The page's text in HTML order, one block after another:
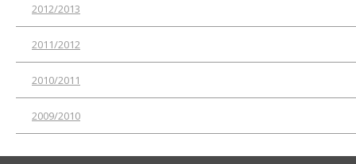
2012/2013
2011/2012
2010/2011
2009/2010